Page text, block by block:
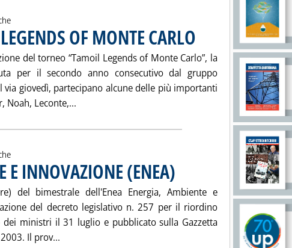
OF MONTE CARLO . Pubblicata sabato 22 novembre
del torneo “Tamoil Legends of Monte Carlo”, la
per il secondo anno consecutivo dal gruppo
via giovedì, partecipano alcune delle più importanti
Noah, Leconte,... Leggi tutta la notizia: 'TAMOIL, SPONSOR
E INNOVAZIONE (ENEA) . Pubblicata sabato 22 novembre 2003
del bimestrale dell'Enea Energia, Ambiente e
del decreto legislativo n. 257 per il riordino
dei ministri il 31 luglio e pubblicato sulla Gazzetta
Il prov... Leggi tutta la notizia: 'ENERGIA, AMBIENTE E